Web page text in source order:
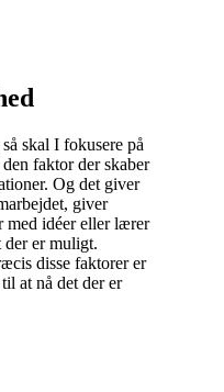
skal I fokusere på
faktor der skaber
Og det giver
giver
med idéer eller lærer
der er muligt.
disse faktorer er
at nå det der er